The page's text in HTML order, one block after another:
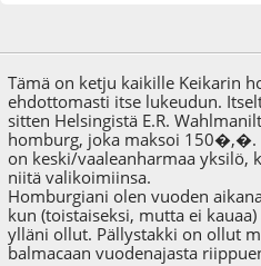
Tämä on ketju kaikille Keikarin
ehdottomasti itse lukeudun.
sitten Helsingistä E.R.
homburg, joka maksoi 150�,�.
on keski/vaaleanharmaa yksilö,
niitä valikoimiinsa.
Homburgiani olen vuoden
kun (toistaiseksi, mutta ei
ylläni ollut. Pällystakki on ollut
balmacaan vuodenajasta